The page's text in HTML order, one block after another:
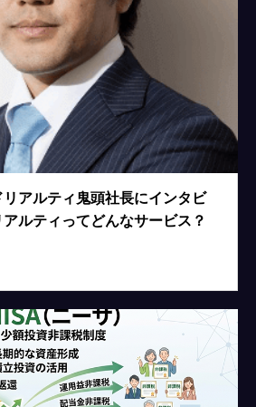
アルティ鬼頭社長にインタビ
ルティってどんなサービス？